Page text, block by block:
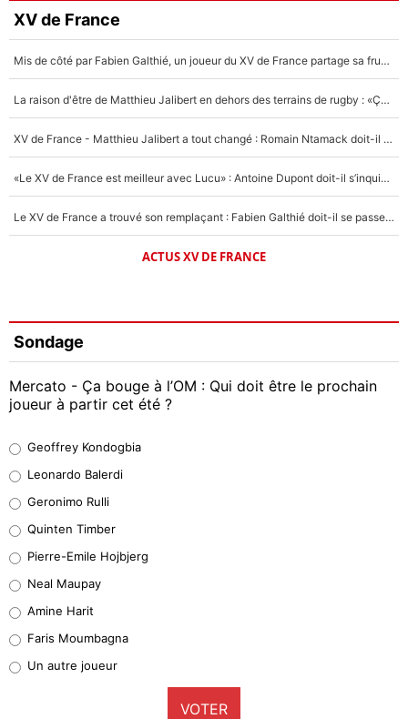
XV de France
Mis de côté par Fabien Galthié, un joueur du XV de France partage sa frustration : «ils ne me l’ont pas dit tout de suite»
La raison d'être de Matthieu Jalibert en dehors des terrains de rugby : «Ça m'atteint autant que si tu touches à un membre de ma famille»
XV de France - Matthieu Jalibert a tout changé : Romain Ntamack doit-il s’inquiéter pour sa place à un an de la Coupe du monde ?
«Le XV de France est meilleur avec Lucu» : Antoine Dupont doit-il s’inquiéter pour sa place ?
Le XV de France a trouvé son remplaçant : Fabien Galthié doit-il se passer d'Antoine Dupont ?
ACTUS XV DE FRANCE
Sondage
Mercato - Ça bouge à l’OM : Qui doit être le prochain
joueur à partir cet été ?
38%
32%
5%
1%
9%
Geoffrey Kondogbia
Leonardo Balerdi
Geronimo Rulli
Quinten Timber
Pierre-Emile Hojbjerg
Neal Maupay
Amine Harit
Faris Moumbagna
Un autre joueur
VOTER